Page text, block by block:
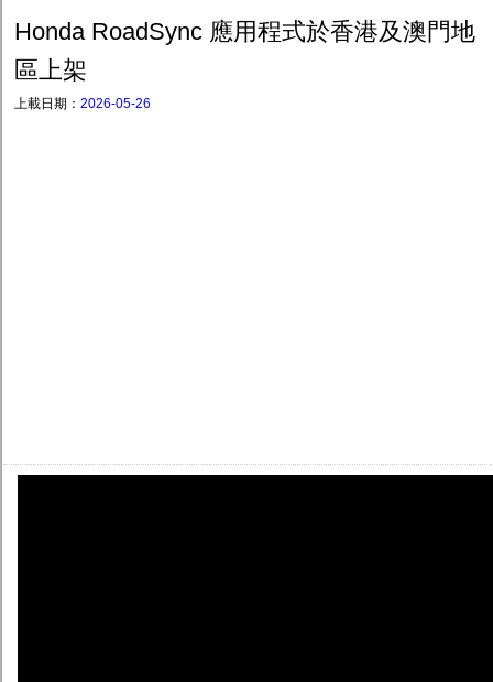
Honda RoadSync 應用程式於香港及澳門地
區上架
上載日期： 2026-05-26